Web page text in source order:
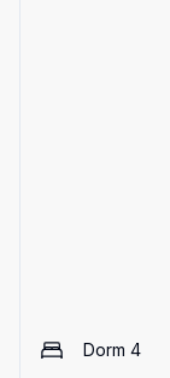
Dorm 4